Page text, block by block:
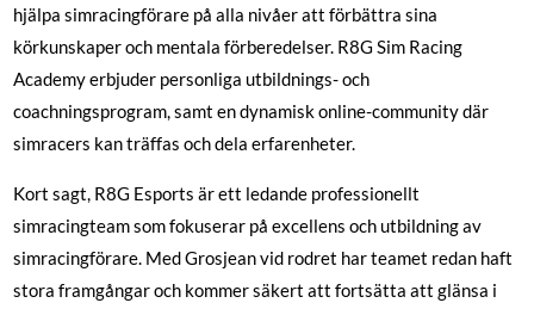
hjälpa simracingförare på alla nivåer att förbättra sina
körkunskaper och mentala förberedelser. R8G Sim Racing
Academy erbjuder personliga utbildnings- och
coachningsprogram, samt en dynamisk online-community där
simracers kan träffas och dela erfarenheter.
Kort sagt, R8G Esports är ett ledande professionellt
simracingteam som fokuserar på excellens och utbildning av
simracingförare. Med Grosjean vid rodret har teamet redan haft
stora framgångar och kommer säkert att fortsätta att glänsa i